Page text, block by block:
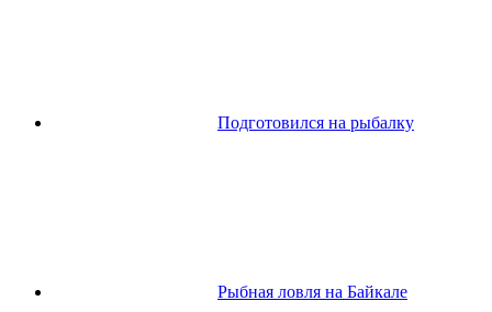
Подготовился на рыбалку
Рыбная ловля на Байкале